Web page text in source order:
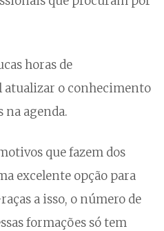
horas de
atualizar o conhecimento
agenda.
que fazem dos
excelente opção para
a isso, o número de
formações só tem